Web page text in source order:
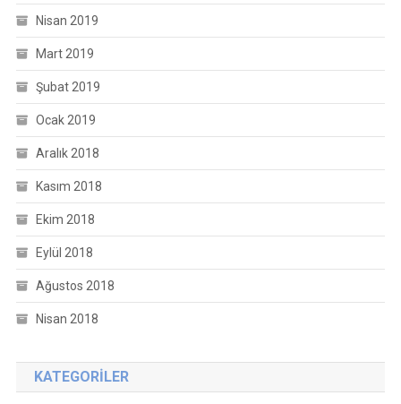
Nisan 2019
Mart 2019
Şubat 2019
Ocak 2019
Aralık 2018
Kasım 2018
Ekim 2018
Eylül 2018
Ağustos 2018
Nisan 2018
KATEGORILER